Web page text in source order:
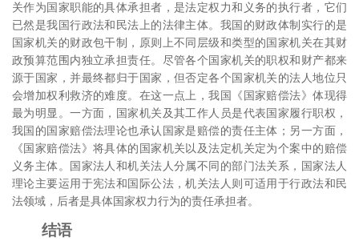
关作为国家职能的具体承担者，是法定权力和义务的执行者，它们
已然是我国行政法和民法上的法律主体。我国的财政体制实行的是
国家机关的财政包干制，原则上不同层级和类型的国家机关在其财
政预算范围内独立承担责任。尽管各个国家机关的职权和财产都来
源于国家，并最终都归于国家，但否定各个国家机关的法人地位只
会增加权利救济的难度。在这一点上，我国《国家赔偿法》体现得
最为明显。一方面，国家机关及其工作人员是代表国家履行职权，
我国的国家赔偿法理论也承认国家是赔偿的责任主体；另一方面，
《国家赔偿法》将具体的国家机关以及法定机关定为个案中的赔偿
义务主体。国家法人和机关法人分属不同的部门法关系，国家法人
理论主要运用于宪法和国际公法，机关法人则可适用于行政法和民
法领域，后者是具体国家权力行为的责任承担者。
结语